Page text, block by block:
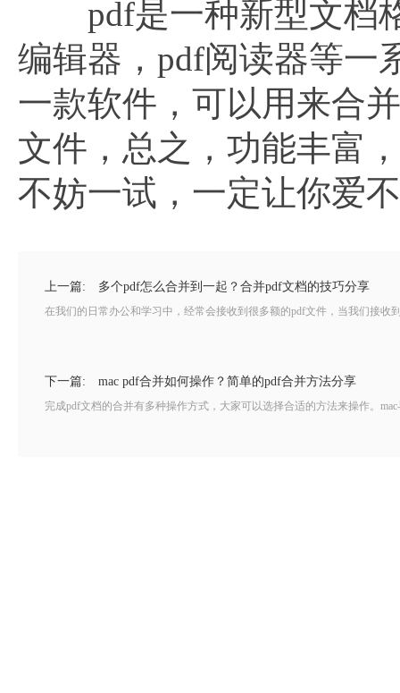
pdf是一种新型文档格
编辑器，pdf阅读器等一
一款软件，可以用来合
文件，总之，功能丰富
不妨一试，一定让你爱
上一篇: 多个pdf怎么合并到一起？合并pdf文档的技巧分享
在我们的日常办公和学习中，经常会接收到很多额的pdf文件，当我们接
下一篇: mac pdf合并如何操作？简单的pdf合并方法分享
完成pdf文档的合并有多种操作方式，大家可以选择合适的方法来操作。